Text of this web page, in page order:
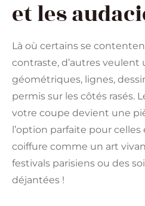
et les
Là où certains se
contraste, d’autres
géométriques, lignes,
permis sur les côtés rasés.
votre coupe devient une
l’option parfaite pour
coiffure comme un art
festivals parisiens ou des
déjantées !